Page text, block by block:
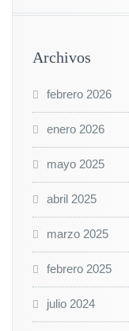
Archivos
febrero 2026
enero 2026
mayo 2025
abril 2025
marzo 2025
febrero 2025
julio 2024